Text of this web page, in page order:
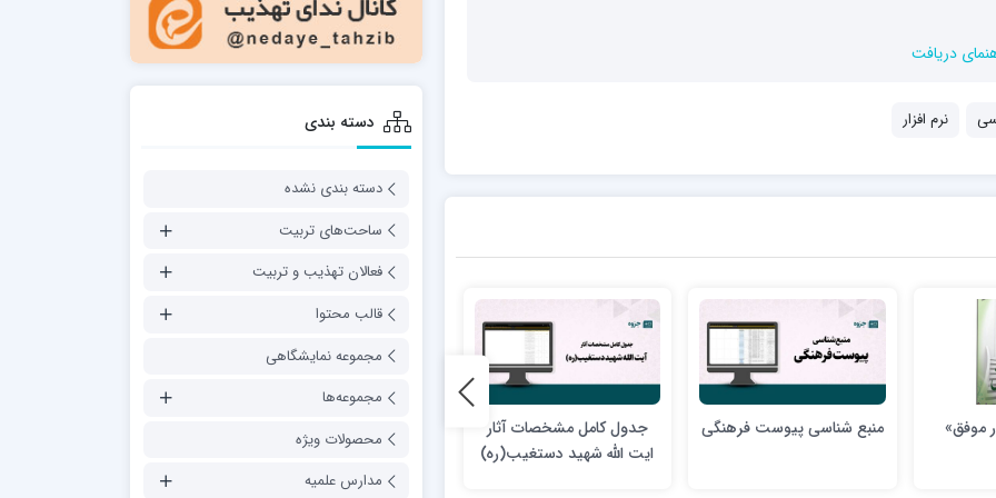
دریافت
نرم افزار
موفق» منبع شناسی پیوست فرهنگی
جدول کامل مشخصات آثار
ایت الله شهید دستغیب(ره)
منبع شناسی مربوط به تعلیم
و تربیت
دسته بندی
دسته بندی نشده
ساحت‌های تربیت
فعالان تهذیب و تربیت
قالب محتوا
مجموعه نمایشگاهی
مجموعه‌ها
محصولات ویژه
مدارس علمیه